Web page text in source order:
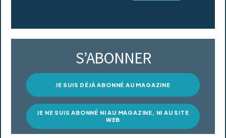
S’ABONNER
JE SUIS DÉJÀ ABONNÉ AU MAGAZINE
JE NE SUIS ABONNÉ NI AU MAGAZINE, NI AU SITE
WEB